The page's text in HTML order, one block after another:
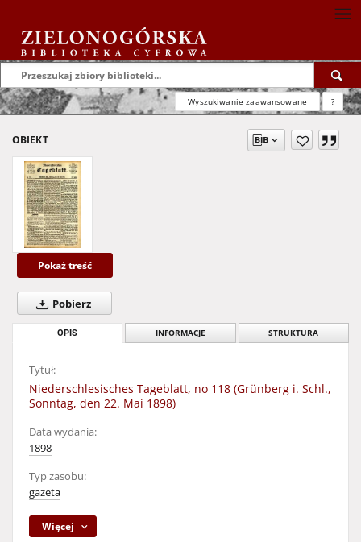
Wyszukiwanie zaawansowane ?
OBIEKT
Pokaż treść
Pobierz
OPIS INFORMACJE STRUKTURA
Tytuł:
Niederschlesisches Tageblatt, no 118 (Grünberg i. Schl.,
Sonntag, den 22. Mai 1898)
Data wydania:
1898
Typ zasobu:
gazeta
Więcej